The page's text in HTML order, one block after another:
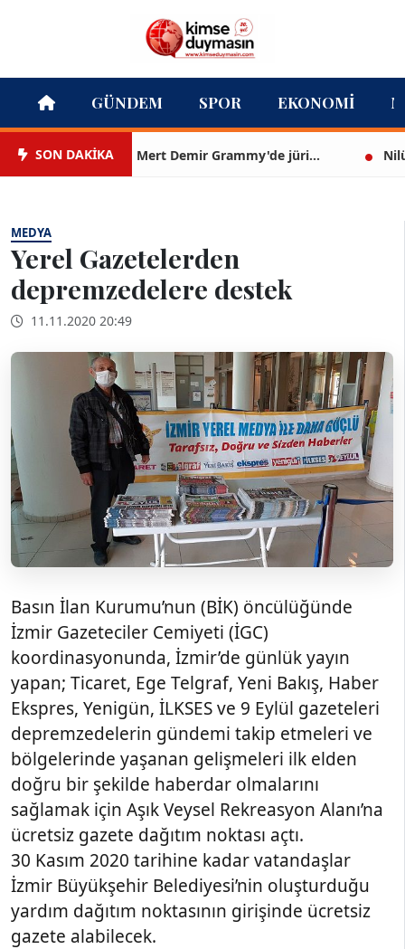
GÜNDEM SPOR EKONOMI
SON DAKİKAMert Demir Grammy'de jüri... Nilüfer
MEDYA
Yerel Gazetelerden
depremzedelere destek
11.11.2020 20:49
Basın İlan Kurumu’nun (BİK) öncülüğünde
İzmir Gazeteciler Cemiyeti (İGC)
koordinasyonunda, İzmir’de günlük yayın
yapan; Ticaret, Ege Telgraf, Yeni Bakış, Haber
Ekspres, Yenigün, İLKSES ve 9 Eylül gazeteleri
depremzedelerin gündemi takip etmeleri ve
bölgelerinde yaşanan gelişmeleri ilk elden
doğru bir şekilde haberdar olmalarını
sağlamak için Aşık Veysel Rekreasyon Alanı’na
ücretsiz gazete dağıtım noktası açtı.
30 Kasım 2020 tarihine kadar vatandaşlar
İzmir Büyükşehir Belediyesi’nin oluşturduğu
yardım dağıtım noktasının girişinde ücretsiz
gazete alabilecek.